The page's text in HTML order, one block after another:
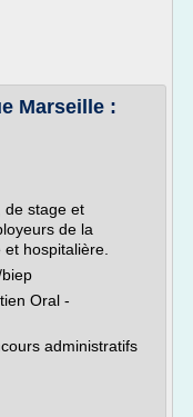
Marseille :
de stage et
de la
hospitalière.
Oral -
administratifs